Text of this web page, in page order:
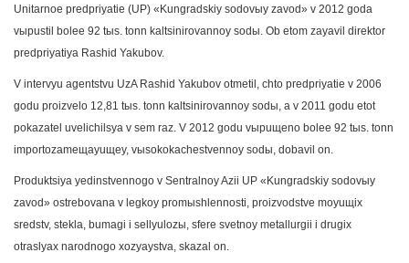
Unitarnoe predpriyatie (UP) «Kungradskiy sodovыy zavod» v 2012 goda
vыpustil bolee 92 tыs. tonn kaltsinirovannoy sodы. Ob etom zayavil direktor
predpriyatiya Rashid Yakubov.
V intervyu agentstvu UzA Rashid Yakubov otmetil, chto predpriyatie v 2006
godu proizvelo 12,81 tыs. tonn kaltsinirovannoy sodы, a v 2011 godu etot
pokazatel uvelichilsya v sem raz. V 2012 godu vыpuщeno bolee 92 tыs. tonn
importozameщayuщey, vыsokokachestvennoy sodы, dobavil on.
Produktsiya yedinstvennogo v Sentralnoy Azii UP «Kungradskiy sodovыy
zavod» ostrebovana v legkoy promыshlennosti, proizvodstve moyuщix
sredstv, stekla, bumagi i sellyulozы, sfere svetnoy metallurgii i drugix
otraslyax narodnogo xozyaystva, skazal on.